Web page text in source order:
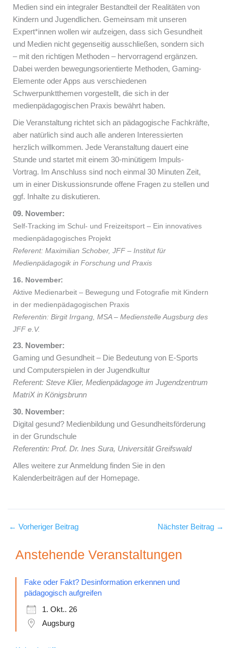
Medien sind ein integraler Bestandteil der Realitäten von
Kindern und Jugendlichen. Gemeinsam mit unseren
Expert*innen wollen wir aufzeigen, dass sich Gesundheit
und Medien nicht gegenseitig ausschließen, sondern sich
– mit den richtigen Methoden – hervorragend ergänzen.
Dabei werden bewegungsorientierte Methoden, Gaming-
Elemente oder Apps aus verschiedenen
Schwerpunktthemen vorgestellt, die sich in der
medienpädagogischen Praxis bewährt haben.
Die Veranstaltung richtet sich an pädagogische Fachkräfte,
aber natürlich sind auch alle anderen Interessierten
herzlich willkommen. Jede Veranstaltung dauert eine
Stunde und startet mit einem 30-minütigem Impuls-
Vortrag. Im Anschluss sind noch einmal 30 Minuten Zeit,
um in einer Diskussionsrunde offene Fragen zu stellen und
ggf. Inhalte zu diskutieren.
09. November:
Self-Tracking im Schul- und Freizeitsport – Ein innovatives
medienpädagogisches Projekt
Referent: Maximilian Schober, JFF – Institut für
Medienpädagogik in Forschung und Praxis
16. November:
Aktive Medienarbeit – Bewegung und Fotografie mit Kindern
in der medienpädagogischen Praxis
Referentin: Birgit Irrgang, MSA – Medienstelle Augsburg des
JFF e.V.
23. November:
Gaming und Gesundheit – Die Bedeutung von E-Sports
und Computerspielen in der Jugendkultur
Referent: Steve Klier, Medienpädagoge im Jugendzentrum
MatriX in Königsbrunn
30. November:
Digital gesund? Medienbildung und Gesundheitsförderung
in der Grundschule
Referentin: Prof. Dr. Ines Sura, Universität Greifswald
Alles weitere zur Anmeldung finden Sie in den
Kalenderbeiträgen auf der Homepage.
← Vorheriger Beitrag Nächster Beitrag →
Anstehende Veranstaltungen
Fake oder Fakt? Desinformation erkennen und
pädagogisch aufgreifen
1. Okt.. 26
Augsburg